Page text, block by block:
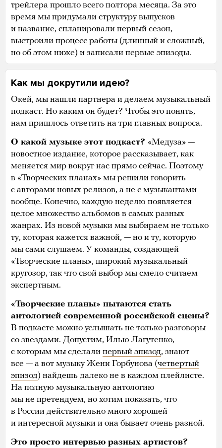
трейлера прошло всего полтора месяца. За это
время мы придумали структуру выпусков
и название, спланировали первый сезон,
выстроили процесс работы (длинный и сложный,
но об этом ниже) и записали первые эпизоды.
Как мы докрутили идею?
Окей, мы нашли партнера и делаем музыкальный
подкаст. Но каким он будет? Чтобы это понять,
нам пришлось ответить на три главных вопроса.
О какой музыке этот подкаст? «Медуза» —
новостное издание, которое рассказывает, как
меняется мир вокруг нас прямо сейчас. Поэтому
в «Творческих планах» мы решили говорить
с авторами новых релизов, а не с музыкантами
вообще. Конечно, каждую неделю появляется
целое множество альбомов в самых разных
жанрах. Из новой музыки мы выбираем не только
ту, которая кажется важной, — но и ту, которую
мы сами слушаем. У команды, создающей
«Творческие планы», широкий музыкальный
кругозор, так что свой выбор мы смело считаем
экспертным.
«Творческие планы» пытаются стать
антологией современной российской сцены?
В подкасте можно услышать не только разговоры
со звездами. Допустим, Илью Лагутенко,
с которым мы сделали первый эпизод, знают
все — а вот музыку Жени Горбунова (четвертый
эпизод) найдешь далеко не в каждом плейлисте.
На полную музыкальную антологию
мы не претендуем, но хотим показать, что
в России действительно много хорошей
и интересной музыки и она бывает очень разной.
Это просто интервью разных артистов?